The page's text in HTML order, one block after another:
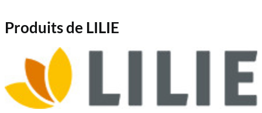
Produits de LILIE